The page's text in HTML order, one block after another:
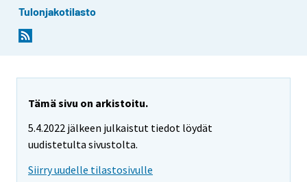
Tulonjakotilasto
Tämä sivu on arkistoitu.
5.4.2022 jälkeen julkaistut tiedot löydät
uudistetulta sivustolta.
Siirry uudelle tilastosivulle